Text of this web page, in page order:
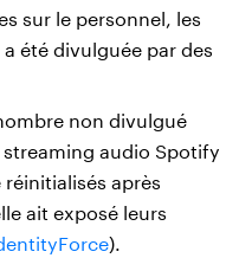
sur le personnel, les
été divulguée par des
non divulgué
streaming audio Spotify
après
ait exposé leurs
).